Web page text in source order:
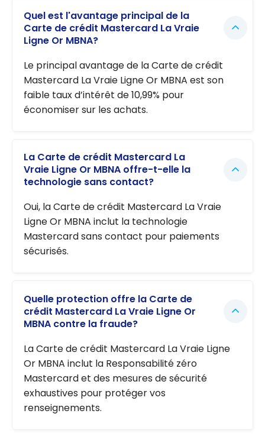
Quel est l'avantage principal de la
Carte de crédit Mastercard La Vraie
Ligne Or MBNA?
Le principal avantage de la Carte de crédit
Mastercard La Vraie Ligne Or MBNA est son
faible taux d’intérêt de 10,99% pour
économiser sur les achats.
La Carte de crédit Mastercard La
Vraie Ligne Or MBNA offre-t-elle la
technologie sans contact?
Oui, la Carte de crédit Mastercard La Vraie
Ligne Or MBNA inclut la technologie
Mastercard sans contact pour paiements
sécurisés.
Quelle protection offre la Carte de
crédit Mastercard La Vraie Ligne Or
MBNA contre la fraude?
La Carte de crédit Mastercard La Vraie Ligne
Or MBNA inclut la Responsabilité zéro
Mastercard et des mesures de sécurité
exhaustives pour protéger vos
renseignements.